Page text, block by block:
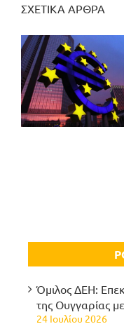
ΣΧΕΤΙΚΑ ΑΡΘΡΑ
Όμιλος ΔΕΗ:
της Ουγγαρίας
24 Ιουλίου 2026